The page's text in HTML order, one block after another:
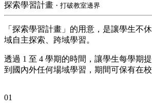
探索學習計畫 ・打破教室邊界
「探索學習計畫」的用意，是讓學生不
域自主探索、跨域學習。
透過 1 至 4 學期的時間，讓學生每學期
到國內外任何場域學習，期間可保有在校
01